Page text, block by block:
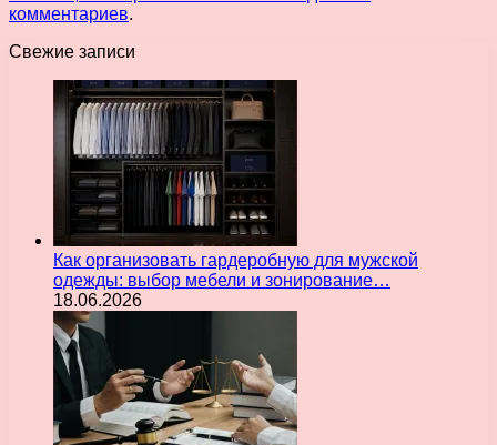
комментариев.
Свежие записи
Как организовать гардеробную для мужской
одежды: выбор мебели и зонирование…
18.06.2026